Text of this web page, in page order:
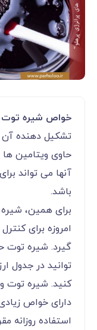
خواص شیره توت
تشکیل دهنده آن
حاوی ویتامین
آنها می تواند
باشد.
برای همین،
امروزه برای
گیرد. شیره توت
توانید در جدول
کنید. شیره توت
دارای خواص
استفاده روزانه